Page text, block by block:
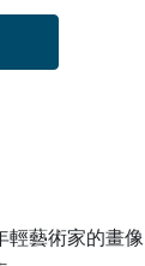
輕藝術家的畫像